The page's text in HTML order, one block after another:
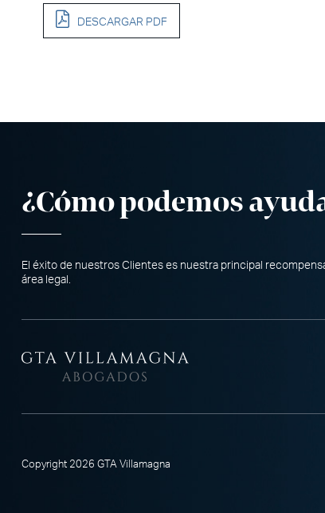
DESCARGAR PDF
¿Cómo podemos
El éxito de nuestros Clientes es nuestra principal
área legal.
Copyright 2026 GTA Villamagna